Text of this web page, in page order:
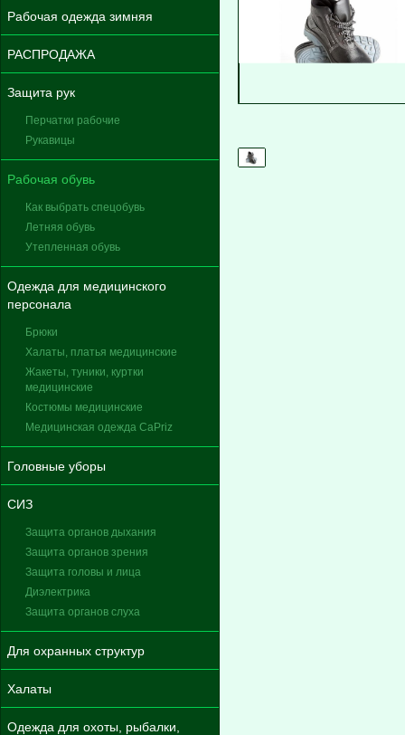
Рабочая одежда зимняя
РАСПРОДАЖА
Защита рук
Перчатки рабочие
Рукавицы
Рабочая обувь
Как выбрать спецобувь
Летняя обувь
Утепленная обувь
Одежда для медицинского
персонала
Брюки
Халаты, платья медицинские
Жакеты, туники, куртки
медицинские
Костюмы медицинские
Медицинская одежда CaPriz
Головные уборы
СИЗ
Защита органов дыхания
Защита органов зрения
Защита головы и лица
Диэлектрика
Защита органов слуха
Для охранных структур
Халаты
Одежда для охоты, рыбалки,